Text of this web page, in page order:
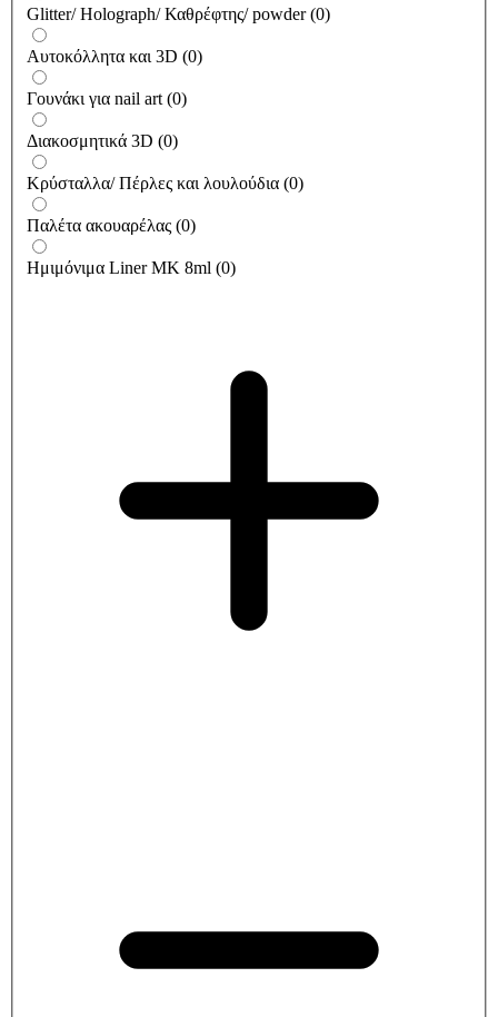
Glitter/ Holograph/ Καθρέφτης/ powder (0)
Αυτοκόλλητα και 3D (0)
Γουνάκι για nail art (0)
Διακοσμητικά 3D (0)
Κρύσταλλα/ Πέρλες και λουλούδια (0)
Παλέτα ακουαρέλας (0)
Ημιμόνιμα Liner ΜΚ 8ml (0)